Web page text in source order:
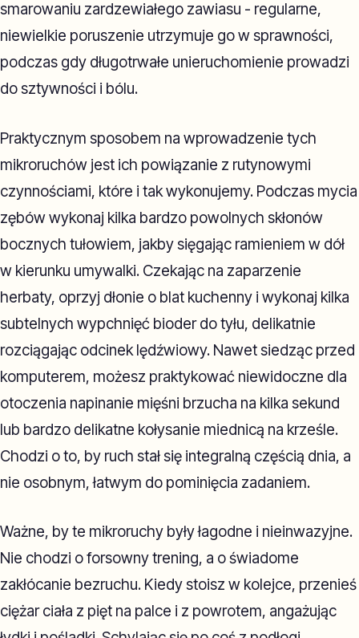
smarowaniu zardzewiałego zawiasu - regularne,
niewielkie poruszenie utrzymuje go w sprawności,
podczas gdy długotrwałe unieruchomienie prowadzi
do sztywności i bólu.
Praktycznym sposobem na wprowadzenie tych
mikroruchów jest ich powiązanie z rutynowymi
czynnościami, które i tak wykonujemy. Podczas mycia
zębów wykonaj kilka bardzo powolnych skłonów
bocznych tułowiem, jakby sięgając ramieniem w dół
w kierunku umywalki. Czekając na zaparzenie
herbaty, oprzyj dłonie o blat kuchenny i wykonaj kilka
subtelnych wypchnięć bioder do tyłu, delikatnie
rozciągając odcinek lędźwiowy. Nawet siedząc przed
komputerem, możesz praktykować niewidoczne dla
otoczenia napinanie mięśni brzucha na kilka sekund
lub bardzo delikatne kołysanie miednicą na krześle.
Chodzi o to, by ruch stał się integralną częścią dnia, a
nie osobnym, łatwym do pominięcia zadaniem.
Ważne, by te mikroruchy były łagodne i nieinwazyjne.
Nie chodzi o forsowny trening, a o świadome
zakłócanie bezruchu. Kiedy stoisz w kolejce, przenieś
ciężar ciała z pięt na palce i z powrotem, angażując